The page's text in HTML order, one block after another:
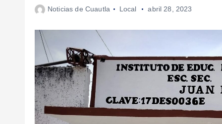
Noticias de Cuautla Local abril 28, 2023